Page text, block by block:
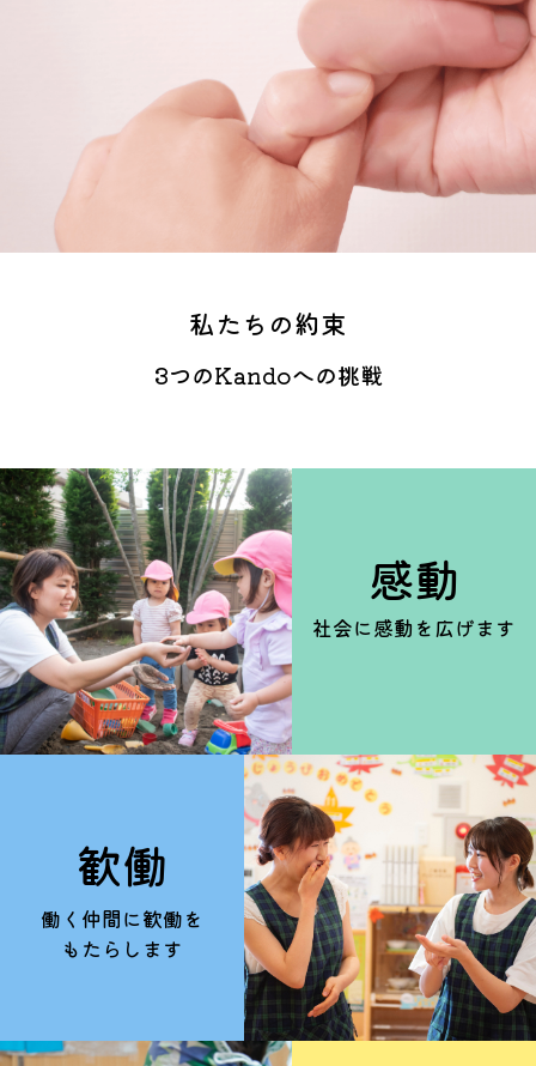
私たちの約束
3つのKandoへの挑戦
感動
社会に感動を広げます
歓働
働く仲間に歓働を
もたらします